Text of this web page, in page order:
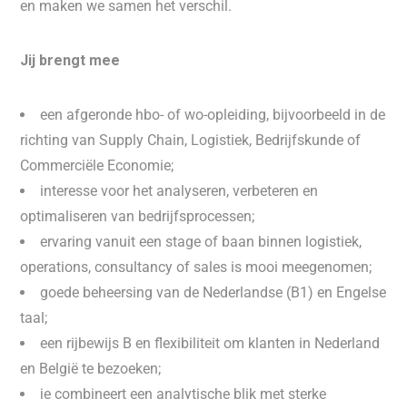
en maken we samen het verschil.
Jij brengt mee
een afgeronde hbo- of wo-opleiding, bijvoorbeeld in de
richting van Supply Chain, Logistiek, Bedrijfskunde of
Commerciële Economie;
interesse voor het analyseren, verbeteren en
optimaliseren van bedrijfsprocessen;
ervaring vanuit een stage of baan binnen logistiek,
operations, consultancy of sales is mooi meegenomen;
goede beheersing van de Nederlandse (B1) en Engelse
taal;
een rijbewijs B en flexibiliteit om klanten in Nederland
en België te bezoeken;
je combineert een analytische blik met sterke